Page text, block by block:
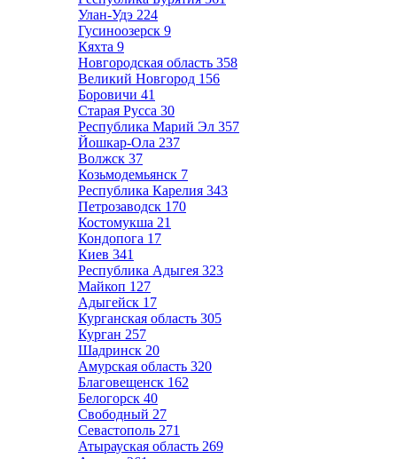
Улан-Удэ 224
Гусиноозерск 9
Кяхта 9
Новгородская область 358
Великий Новгород 156
Боровичи 41
Старая Русса 30
Республика Марий Эл 357
Йошкар-Ола 237
Волжск 37
Козьмодемьянск 7
Республика Карелия 343
Петрозаводск 170
Костомукша 21
Кондопога 17
Киев 341
Республика Адыгея 323
Майкоп 127
Адыгейск 17
Курганская область 305
Курган 257
Шадринск 20
Амурская область 320
Благовещенск 162
Белогорск 40
Свободный 27
Севастополь 271
Атырауская область 269